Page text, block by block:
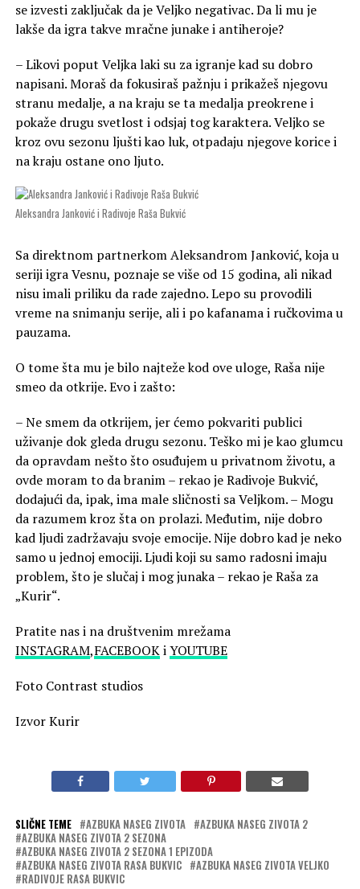
se izvesti zaključak da je Veljko negativac. Da li mu je
lakše da igra takve mračne junake i antiheroje?
– Likovi poput Veljka laki su za igranje kad su dobro
napisani. Moraš da fokusiraš pažnju i prikažeš njegovu
stranu medalje, a na kraju se ta medalja preokrene i
pokaže drugu svetlost i odsjaj tog karaktera. Veljko se
kroz ovu sezonu ljušti kao luk, otpadaju njegove korice i
na kraju ostane ono ljuto.
Aleksandra Janković i Radivoje Raša Bukvić
Sa direktnom partnerkom Aleksandrom Janković, koja u
seriji igra Vesnu, poznaje se više od 15 godina, ali nikad
nisu imali priliku da rade zajedno. Lepo su provodili
vreme na snimanju serije, ali i po kafanama i ručkovima u
pauzama.
O tome šta mu je bilo najteže kod ove uloge, Raša nije
smeo da otkrije. Evo i zašto:
– Ne smem da otkrijem, jer ćemo pokvariti publici
uživanje dok gleda drugu sezonu. Teško mi je kao glumcu
da opravdam nešto što osuđujem u privatnom životu, a
ovde moram to da branim – rekao je Radivoje Bukvić,
dodajući da, ipak, ima male sličnosti sa Veljkom. – Mogu
da razumem kroz šta on prolazi. Međutim, nije dobro
kad ljudi zadržavaju svoje emocije. Nije dobro kad je neko
samo u jednoj emociji. Ljudi koji su samo radosni imaju
problem, što je slučaj i mog junaka – rekao je Raša za
„Kurir“.
Pratite nas i na društvenim mrežama
INSTAGRAM,FACEBOOKiYOUTUBE
Foto Contrast studios
Izvor Kurir
SLIČNE TEME AZBUKA NASEG ZIVOTA
AZBUKA NASEG ZIVOTA 2
AZBUKA NASEG ZIVOTA 2 SEZONA
AZBUKA NASEG ZIVOTA 2 SEZONA 1 EPIZODA
AZBUKA NASEG ZIVOTA RASA BUKVIC
AZBUKA NASEG ZIVOTA VELJKO
RADIVOJE RASA BUKVIC